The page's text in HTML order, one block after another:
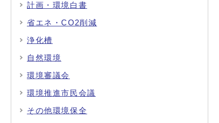
計画・環境白書
省エネ・CO2削減
浄化槽
自然環境
環境審議会
環境推進市民会議
その他環境保全